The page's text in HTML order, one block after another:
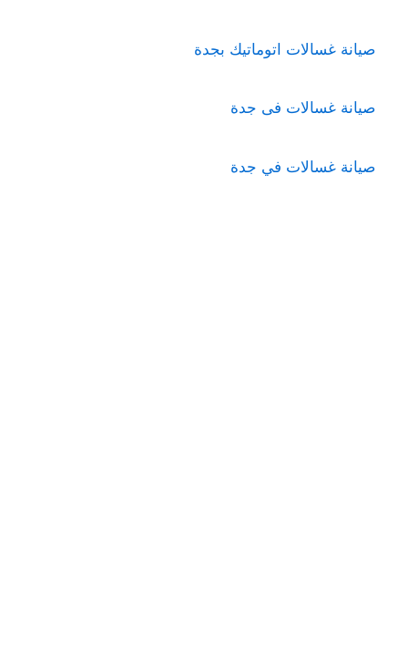
صيانة غسالات اتوماتيك بجدة
صيانة غسالات فى جدة
صيانة غسالات في جدة